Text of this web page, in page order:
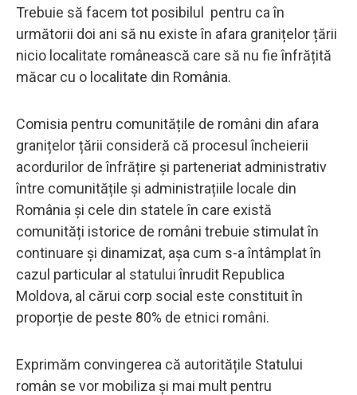
Trebuie să facem tot posibilul pentru ca în
următorii doi ani să nu existe în afara granițelor țării
nicio localitate românească care să nu fie înfrățită
măcar cu o localitate din România.
Comisia pentru comunitățile de români din afara
granițelor țării consideră că procesul încheierii
acordurilor de înfrățire și parteneriat administrativ
între comunitățile și administrațiile locale din
România și cele din statele în care există
comunități istorice de români trebuie stimulat în
continuare și dinamizat, așa cum s-a întâmplat în
cazul particular al statului înrudit Republica
Moldova, al cărui corp social este constituit în
proporție de peste 80% de etnici români.
Exprimăm convingerea că autoritățile Statului
român se vor mobiliza şi mai mult pentru